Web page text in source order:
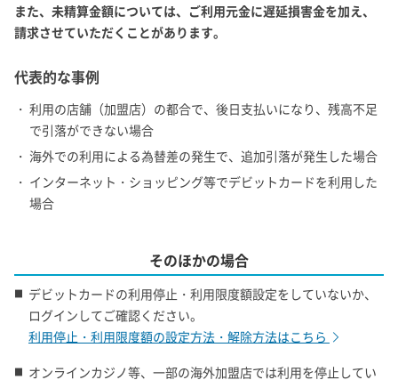
また、未精算金額については、ご利用元金に遅延損害金を加え、
請求させていただくことがあります。
代表的な事例
・ 利用の店舗（加盟店）の都合で、後日支払いになり、残高不足
で引落ができない場合
・ 海外での利用による為替差の発生で、追加引落が発生した場合
・ インターネット・ショッピング等でデビットカードを利用した
場合
そのほかの場合
デビットカードの利用停止・利用限度額設定をしていないか、
ログインしてご確認ください。
利用停止・利用限度額の設定方法・解除方法はこちら
オンラインカジノ等、一部の海外加盟店では利用を停止してい